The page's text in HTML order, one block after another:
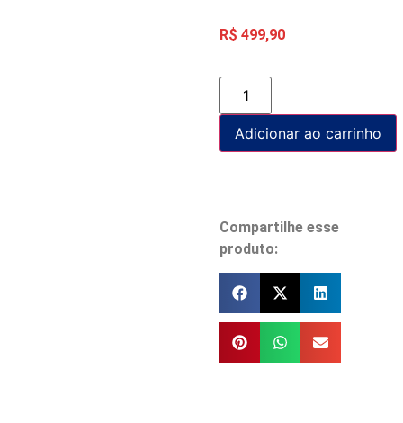
R$ 499,90
Adicionar ao carrinho
Compartilhe esse
produto: